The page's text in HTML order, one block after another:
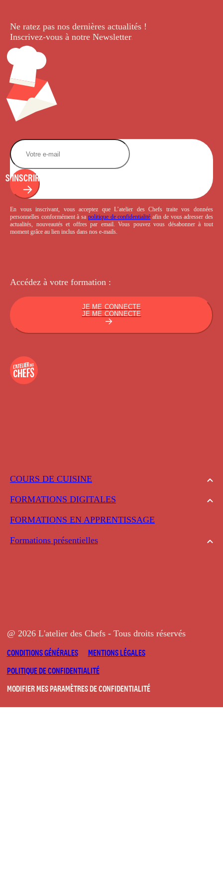
COURS DE CUISINE
FORMATIONS DIGITALES
FORMATIONS EN APPRENTISSAGE
Formations présentielles
Ne ratez pas nos dernières actualités !
Inscrivez-vous à notre Newsletter.
S'INSCRIRE
En vous inscrivant, vous acceptez que L’atelier des Chefs traite vos données
personnelles conformément à sa politique de confidentialité afin de vous adresser des
actualités, nouveautés et offres par email. Vous pouvez vous désabonner à tout
moment grâce au lien inclus dans nos e-mails.
Accédez à votre formation :
JE ME CONNECTE
JE ME CONNECTE
@ 2026 L'atelier des Chefs - Tous droits réservés
CONDITIONS GÉNÉRALES
MENTIONS LÉGALES
POLITIQUE DE CONFIDENTIALITÉ
MODIFIER MES PARAMÈTRES DE CONFIDENTIALITÉ